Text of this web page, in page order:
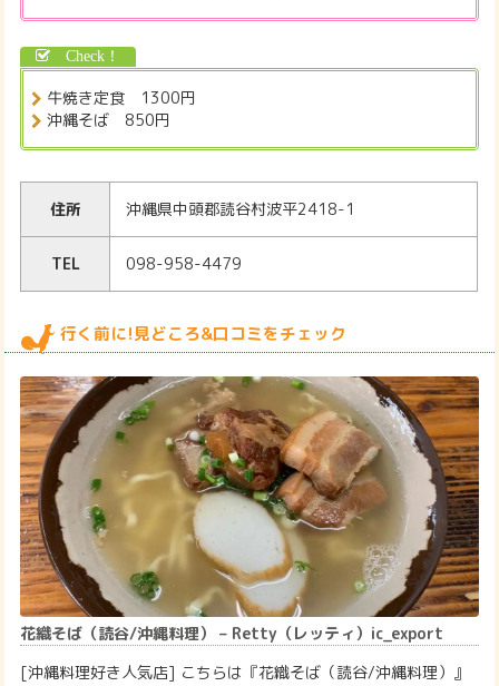
牛焼き定食 1300円
沖縄そば 850円
住所 沖縄県中頭郡読谷村波平2418-1
TEL 098-958-4479
行く前に!見どころ&口コミをチェック
花織そば（読谷/沖縄料理） – Retty（レッティ）ic_export
[沖縄料理好き人気店] こちらは『花織そば（読谷/沖縄料理）』